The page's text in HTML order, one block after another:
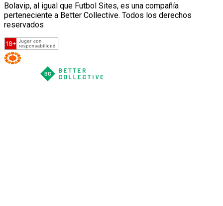
Bolavip, al igual que Futbol Sites, es una compañía
perteneciente a Better Collective. Todos los derechos
reservados